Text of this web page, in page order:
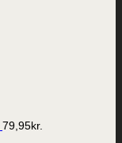
79,95kr.